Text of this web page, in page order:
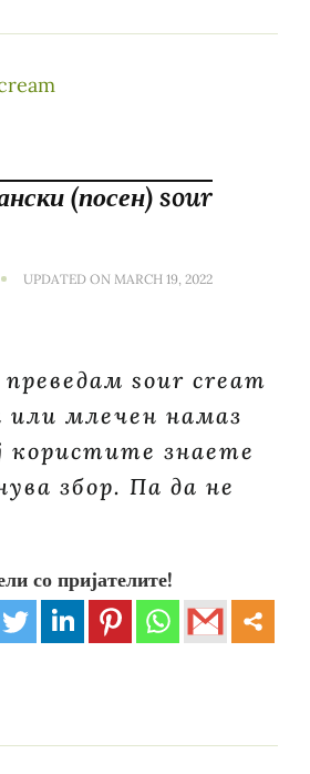
(посен) sour
UPDATED ON MARCH 19, 2022
sour cream
или млечен намаз
користите знаете
збор. Па да не
со пријателите!